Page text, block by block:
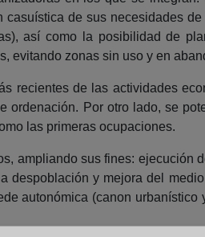
de sus necesidades
así como la posibilidad de
evitando zonas sin uso y en
recientes de las actividades
Por otro lado, se
las primeras ocupaciones.
ampliando sus fines: ejecución
y mejora del
autonómica (canon